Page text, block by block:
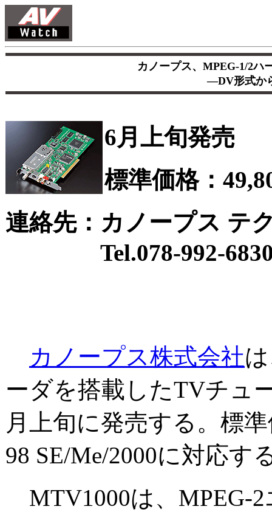
カノープス、MPEG-1/2ハ
―DV形式か
6月上旬発売
標準価格：
連絡先：カノープス テ
Tel.078-992-
カノープス株式会社
ーダを搭載したTVチュ
月上旬に発売する。標
98 SE/Me/2000に対応す
MTV1000は、MPEG-